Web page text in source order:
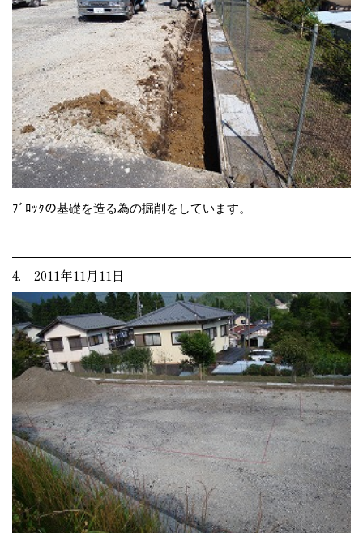
ﾌﾞﾛｯｸの基礎を造る為の掘削をしています。
4. 2011年11月11日